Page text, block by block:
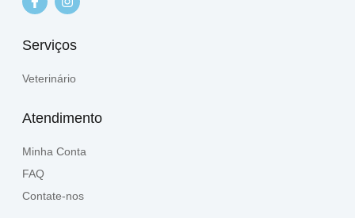
Serviços
Veterinário
Atendimento
Minha Conta
FAQ
Contate-nos